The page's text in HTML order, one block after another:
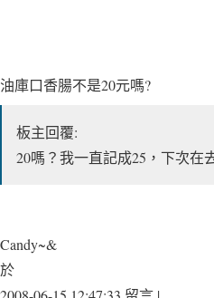
油庫口香腸不是20元嗎?
板主回覆:
20嗎？我一直記成25，下次在
Candy~&
於